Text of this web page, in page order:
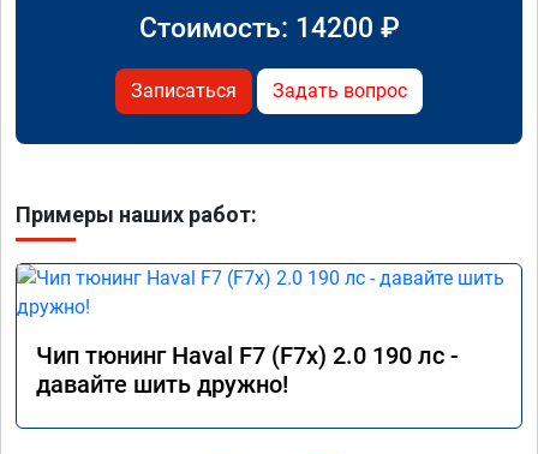
Стоимость: 14200 ₽
Записаться Задать вопрос
Примеры наших работ:
Чип тюнинг Haval F7 (F7x) 2.0 190 лс -
давайте шить дружно!